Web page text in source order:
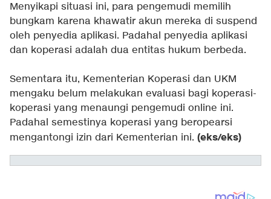
Menyikapi situasi ini, para pengemudi memilih
bungkam karena khawatir akun mereka di suspend
oleh penyedia aplikasi. Padahal penyedia aplikasi
dan koperasi adalah dua entitas hukum berbeda.
Sementara itu, Kementerian Koperasi dan UKM
mengaku belum melakukan evaluasi bagi koperasi-
koperasi yang menaungi pengemudi online ini.
Padahal semestinya koperasi yang beropearsi
mengantongi izin dari Kementerian ini. (eks/eks)